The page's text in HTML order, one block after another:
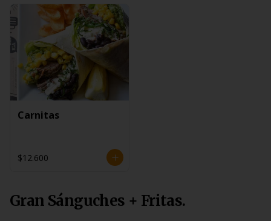
Carnitas
$12.600
Gran Sánguches + Fritas.